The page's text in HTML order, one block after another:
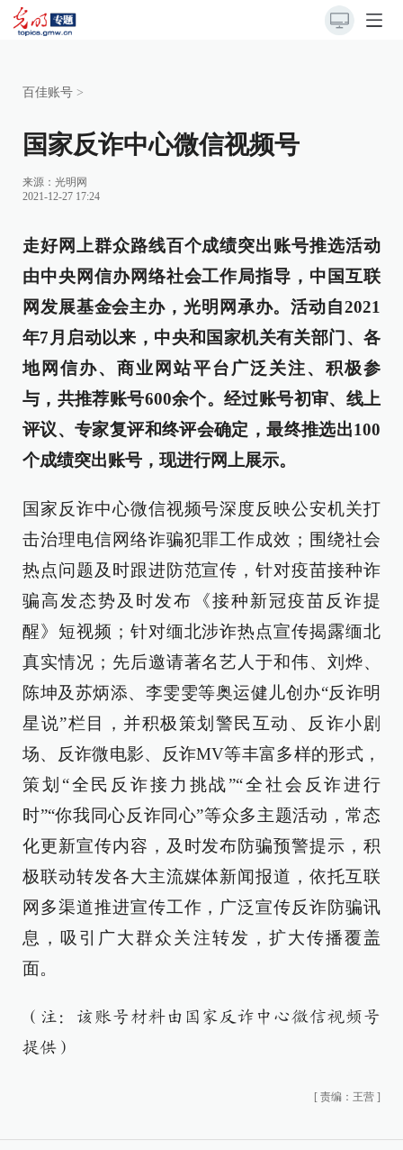
百佳账号 >
国家反诈中心微信视频号
来源： 光明网
2021-12-27 17:24
走好网上群众路线百个成绩突出账号推选活动
由中央网信办网络社会工作局指导，中国互联
网发展基金会主办，光明网承办。活动自2021
年7月启动以来，中央和国家机关有关部门、各
地网信办、商业网站平台广泛关注、积极参
与，共推荐账号600余个。经过账号初审、线上
评议、专家复评和终评会确定，最终推选出100
个成绩突出账号，现进行网上展示。
国家反诈中心微信视频号深度反映公安机关打
击治理电信网络诈骗犯罪工作成效；围绕社会
热点问题及时跟进防范宣传，针对疫苗接种诈
骗高发态势及时发布《接种新冠疫苗反诈提
醒》短视频；针对缅北涉诈热点宣传揭露缅北
真实情况；先后邀请著名艺人于和伟、刘烨、
陈坤及苏炳添、李雯雯等奥运健儿创办“反诈明
星说”栏目，并积极策划警民互动、反诈小剧
场、反诈微电影、反诈MV等丰富多样的形式，
策划“全民反诈接力挑战”“全社会反诈进行
时”“你我同心反诈同心”等众多主题活动，常态
化更新宣传内容，及时发布防骗预警提示，积
极联动转发各大主流媒体新闻报道，依托互联
网多渠道推进宣传工作，广泛宣传反诈防骗讯
息，吸引广大群众关注转发，扩大传播覆盖
面。
（注：该账号材料由国家反诈中心微信视频号
提供）
[ 责编：王营 ]